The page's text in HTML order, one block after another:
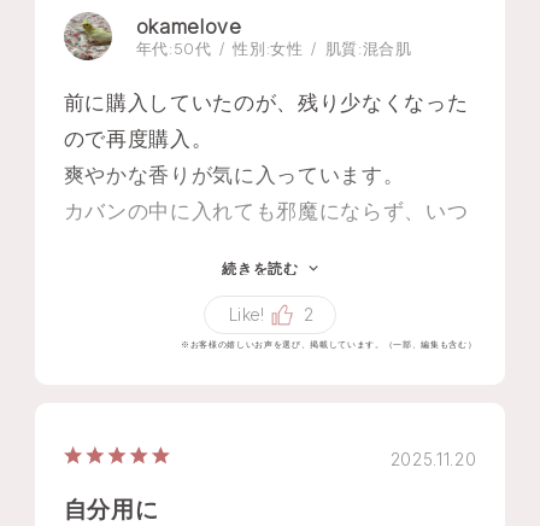
okamelove
年代:50代 性別:女性 肌質:混合肌
前に購入していたのが、残り少なくなった
ので再度購入。
爽やかな香りが気に入っています。
カバンの中に入れても邪魔にならず、いつ
容器も品があって好きです。
続きを読む
Like! 2
※お客様の嬉しいお声を選び、掲載しています。（一部、編集も含む）
2025.11.20
自分用に